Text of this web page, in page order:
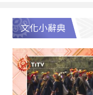
文化小辭典